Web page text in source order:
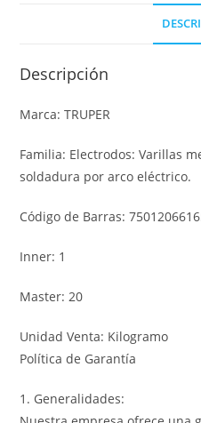
Descripción
Marca: TRUPER
Familia: Electrodos: Varillas
soldadura por arco eléctrico.
Código de Barras:
Inner: 1
Master: 20
Unidad Venta: Kilogramo
Política de Garantía
1. Generalidades: